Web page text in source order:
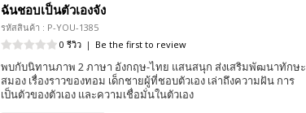
ฉันชอบเป็นตัวเองจัง
รหัสสินค้า : P-YOU-1385
0 รีวิว | Be the first to review
พบกับนิทานภาพ 2 ภาษา อังกฤษ-ไทย แสนสนุก ส่งเสริมพัฒนาทักษะ
สมอง เรื่องราวของทอม เด็กชายผู้ที่ชอบตัวเอง เล่าถึงความฝัน การ
เป็นตัวของตัวเอง และความเชื่อมั่นในตัวเอง